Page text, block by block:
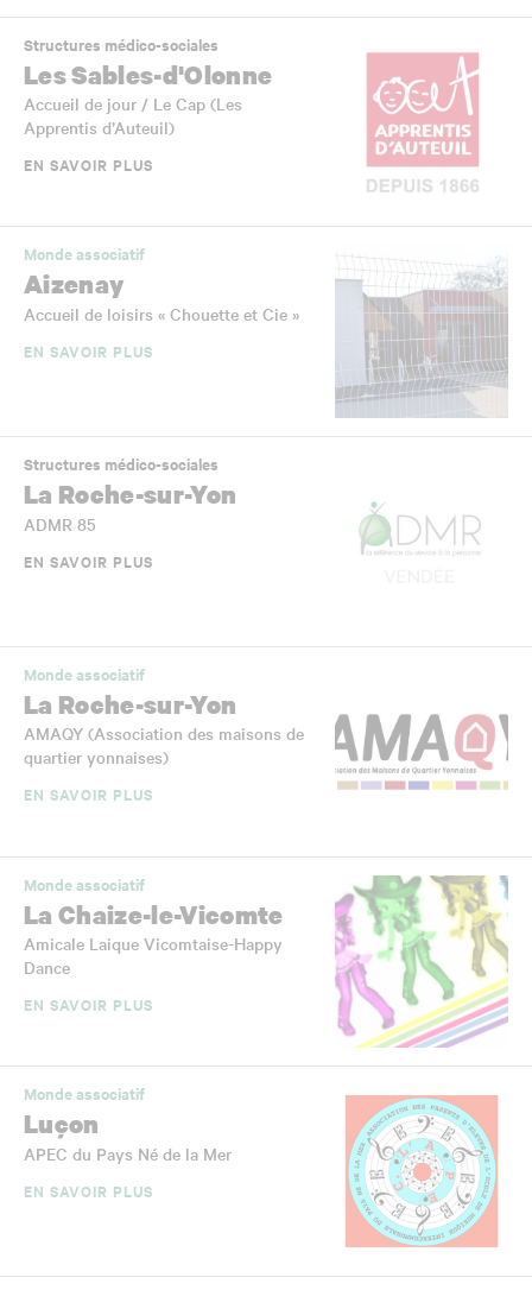
Structures médico-sociales
Les Sables-d'Olonne
Accueil de jour / Le Cap (Les
Apprentis d’Auteuil)
EN SAVOIR PLUS
Monde associatif
Aizenay
Accueil de loisirs « Chouette et Cie »
EN SAVOIR PLUS
Structures médico-sociales
La Roche-sur-Yon
ADMR 85
EN SAVOIR PLUS
Monde associatif
La Roche-sur-Yon
AMAQY (Association des maisons de
quartier yonnaises)
EN SAVOIR PLUS
Monde associatif
La Chaize-le-Vicomte
Amicale Laique Vicomtaise-Happy
Dance
EN SAVOIR PLUS
Monde associatif
Luçon
APEC du Pays Né de la Mer
EN SAVOIR PLUS